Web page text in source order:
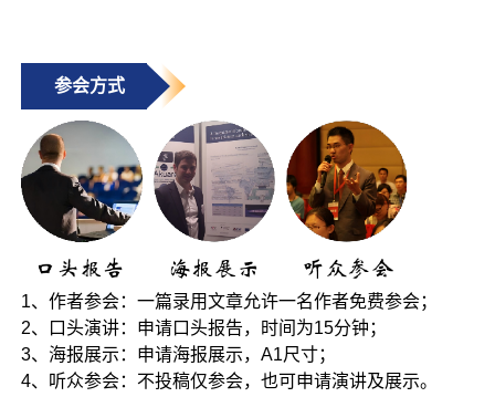
参会方式
1、作者参会：一篇录用文章允许一名作者免费参会；
2、口头演讲：申请口头报告，时间为15分钟；
3、海报展示：申请海报展示，A1尺寸；
4、听众参会：不投稿仅参会，也可申请演讲及展示。